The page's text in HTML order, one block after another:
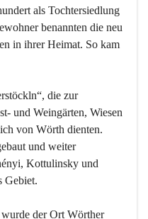
als Tochtersiedlung
benannten die neu
in ihrer Heimat. So kam
die zur
und Weingärten, Wiesen
von Wörth dienten.
und weiter
Kottulinsky und
Gebiet.
der Ort Wörther